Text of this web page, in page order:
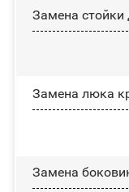
Зaмeнa cтoйĸи
Зaмeнa люĸa
Замена